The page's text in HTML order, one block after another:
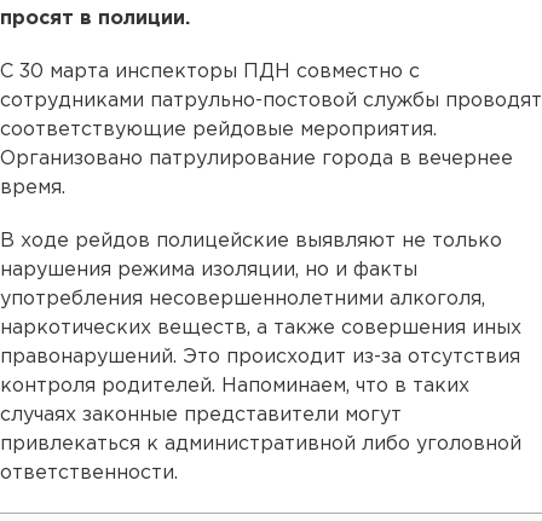
просят в полиции.
С 30 марта инспекторы ПДН совместно с
сотрудниками патрульно-постовой службы проводят
соответствующие рейдовые мероприятия.
Организовано патрулирование города в вечернее
время.
В ходе рейдов полицейские выявляют не только
нарушения режима изоляции, но и факты
употребления несовершеннолетними алкоголя,
наркотических веществ, а также совершения иных
правонарушений. Это происходит из-за отсутствия
контроля родителей. Напоминаем, что в таких
случаях законные представители могут
привлекаться к административной либо уголовной
ответственности.